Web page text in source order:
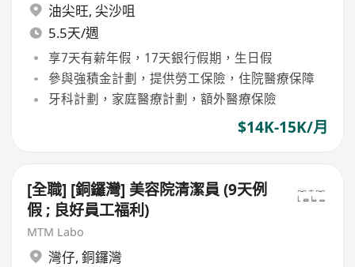
油尖旺, 尖沙咀
5.5天/週
享7天有薪年假，17天銀行假期，生日假
參與強積金計劃，提供勞工保險，住院醫療保障
牙科計劃，家庭醫療計劃，額外醫療保險
$14K-15K/月
[全職] [銅鑼灣] 美容院清潔員 (9天例
假 ; 良好員工福利)
MTM Labo
灣仔, 銅鑼灣